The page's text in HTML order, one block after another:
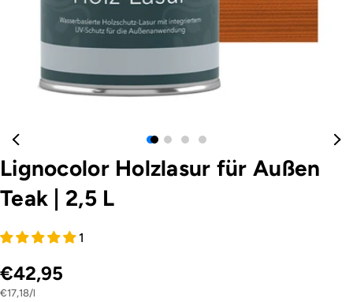
Lignocolor Holzlasur für Außen
Teak
2,5 L
1
€42,95
Stückpreis
€17,18/
pro l